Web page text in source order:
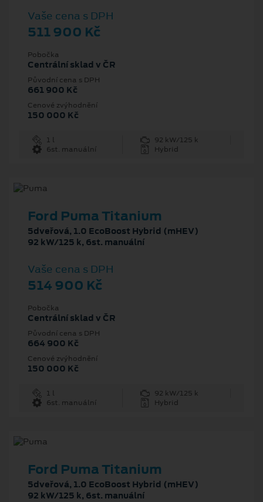
Vaše cena s DPH
511 900 Kč
Pobočka
Centrální sklad v ČR
Původní cena s DPH
661 900 Kč
Cenové zvýhodnění
150 000 Kč
1 l
92 kW/125 k
6st. manuální
Hybrid
Ford Puma Titanium
5dveřová, 1.0 EcoBoost Hybrid (mHEV)
92 kW/125 k, 6st. manuální
Vaše cena s DPH
514 900 Kč
Pobočka
Centrální sklad v ČR
Původní cena s DPH
664 900 Kč
Cenové zvýhodnění
150 000 Kč
1 l
92 kW/125 k
6st. manuální
Hybrid
Ford Puma Titanium
5dveřová, 1.0 EcoBoost Hybrid (mHEV)
92 kW/125 k, 6st. manuální